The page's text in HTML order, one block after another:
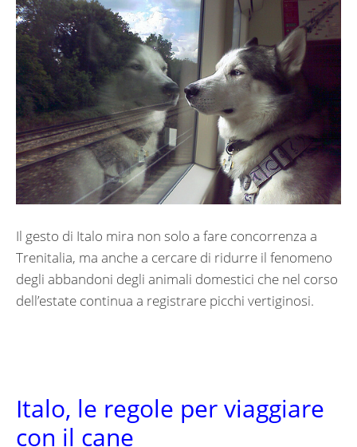
Il gesto di Italo mira non solo a fare concorrenza a
Trenitalia, ma anche a cercare di ridurre il fenomeno
degli abbandoni degli animali domestici che nel corso
dell’estate continua a registrare picchi vertiginosi.
Italo, le regole per viaggiare
con il cane